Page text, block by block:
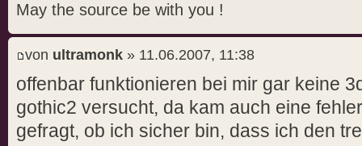
May the source be with you !
von ultramonk » 11.06.2007, 11:38
offenbar funktionieren bei mir gar keine
gothic2 versucht, da kam auch eine
gefragt, ob ich sicher bin, dass ich den